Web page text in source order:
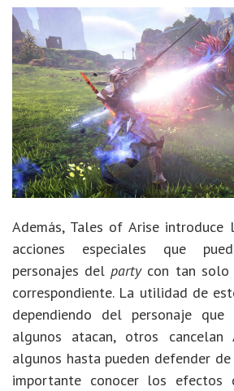
Además, Tales of Arise introduce
acciones especiales que
personajes delpartycon tan solo
correspondiente. La utilidad de
dependiendo del personaje
algunos atacan, otros cancelan
algunos hasta pueden defender
importante conocer los efectos